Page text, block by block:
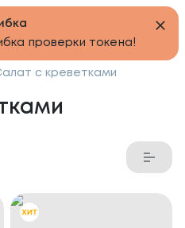
с креветками
проверки токена!